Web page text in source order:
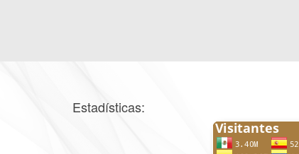
Estadísticas: